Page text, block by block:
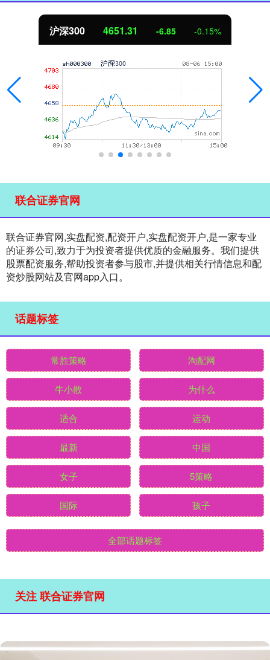
沪深300 4651.31 -6.85 -0.15%
联合证券官网
联合证券官网,实盘配资,配资开户,实盘配资开户,是一家专业
的证券公司,致力于为投资者提供优质的金融服务。我们提供
股票配资服务,帮助投资者参与股市,并提供相关行情信息和配
资炒股网站及官网app入口。
话题标签
常胜策略 淘配网
牛小散 为什么
适合 运动
最新 中国
女子 5策略
国际 孩子
全部话题标签
关注 联合证券官网